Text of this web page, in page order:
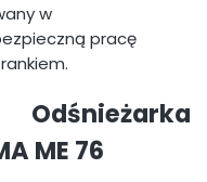
w
pracę
Odśnieżarka
ME 76